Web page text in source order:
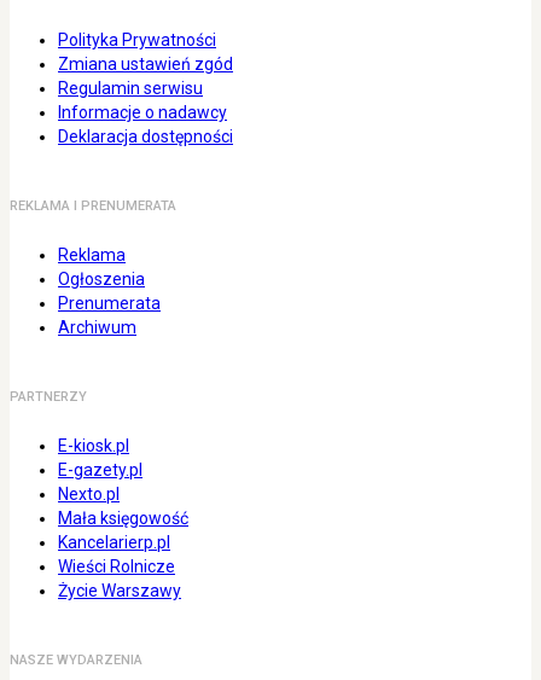
Polityka Prywatności
Zmiana ustawień zgód
Regulamin serwisu
Informacje o nadawcy
Deklaracja dostępności
REKLAMA I PRENUMERATA
Reklama
Ogłoszenia
Prenumerata
Archiwum
PARTNERZY
E-kiosk.pl
E-gazety.pl
Nexto.pl
Mała księgowość
Kancelarierp.pl
Wieści Rolnicze
Życie Warszawy
NASZE WYDARZENIA